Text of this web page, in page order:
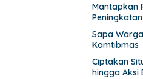
Mantapkan
Sapa
Kamtibmas
Ciptakan
hingga Aksi